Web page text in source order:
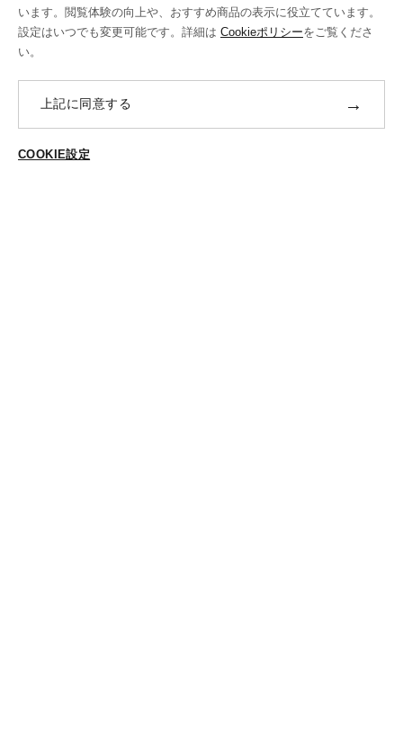
送料・ラッピング·配送方法
います。閲覧体験の向上や、おすすめ商品の表示に役立てています。
設定はいつでも変更可能です。詳細は Cookieポリシーをご覧くださ
い。
上記に同意する →
COOKIE設定